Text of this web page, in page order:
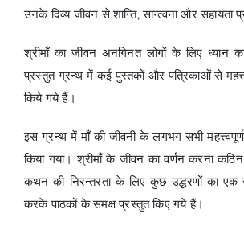
उनके दिव्य जीवन से शान्ति, सान्त्वना और सहायता
श्रीमाँ का जीवन अनगिनत लोगों के लिए ध्यान
प्रस्तुत ग्रन्थ में कई पुस्तकों और पत्रिकाओं से
किये गये हैं।
इस ग्रन्थ में माँ की जीवनी के लगभग सभी
किया गया। श्रीमाँ के जीवन का वर्णन करना
कथन की निरन्तरता के लिए कुछ उद्धरणों का एक
करके पाठकों के समक्ष प्रस्तुत किए गये हैं।